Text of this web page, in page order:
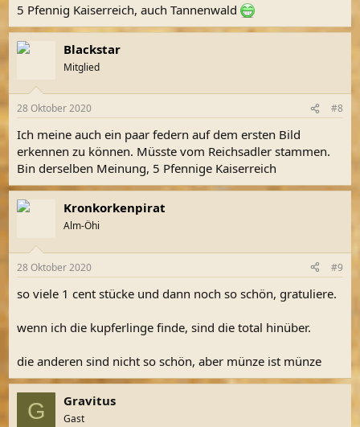
5 Pfennig Kaiserreich, auch Tannenwald
Blackstar
Mitglied
28 Oktober 2020 #8
Ich meine auch ein paar federn auf dem ersten Bild
erkennen zu können. Müsste vom Reichsadler stammen.
Bin derselben Meinung, 5 Pfennige Kaiserreich
Kronkorkenpirat
Alm-Öhi
28 Oktober 2020 #9
so viele 1 cent stücke und dann noch so schön, gratuliere.
wenn ich die kupferlinge finde, sind die total hinüber.
die anderen sind nicht so schön, aber münze ist münze
G Gravitus
Gast